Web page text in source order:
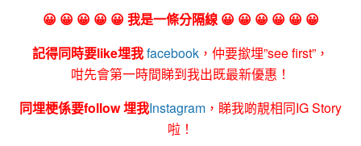
😀 😀 😀 😀 😀 我是一條分隔線 😀 😀 😀 😀 😀 😀
記得同時要like埋我facebook ，仲要撳埋”see first”，
咁先會第一時間睇到我出既最新優惠！
同埋梗係要follow 埋我Instagram ，睇我啲靚相同IG Story
啦！